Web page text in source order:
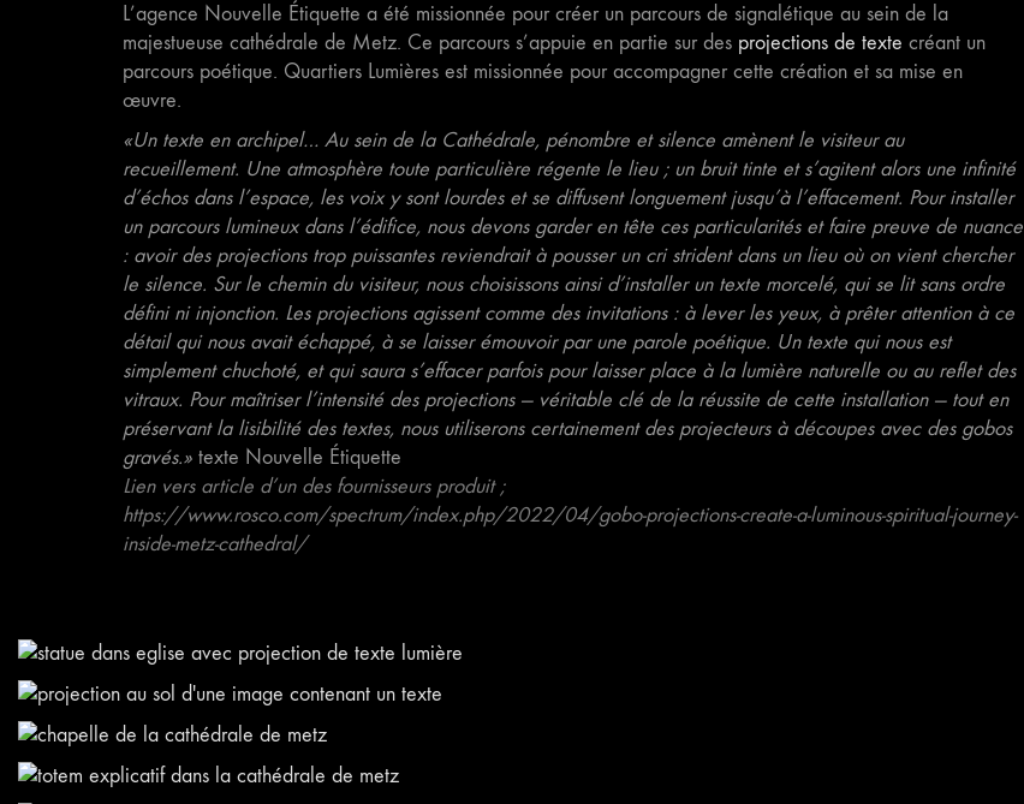
L’agence Nouvelle Étiquette a été missionnée pour créer un parcours de signalétique au sein de la
majestueuse cathédrale de Metz. Ce parcours s’appuie en partie sur des projections de texte créant un
parcours poétique. Quartiers Lumières est missionnée pour accompagner cette création et sa mise en
œuvre.
«Un texte en archipel… Au sein de la Cathédrale, pénombre et silence amènent le visiteur au
recueillement. Une atmosphère toute particulière régente le lieu ; un bruit tinte et s’agitent alors une infinité
d’échos dans l’espace, les voix y sont lourdes et se diffusent longuement jusqu’à l’effacement. Pour installer
un parcours lumineux dans l’édifice, nous devons garder en tête ces particularités et faire preuve de nuance
: avoir des projections trop puissantes reviendrait à pousser un cri strident dans un lieu où on vient chercher
le silence. Sur le chemin du visiteur, nous choisissons ainsi d’installer un texte morcelé, quise lit sans ordre
défini ni injonction. Les projections agissent comme des invitations : à lever les yeux, à prêter attention à ce
détail qui nous avait échappé, à se laisser émouvoir par une parole poétique. Un texte qui nous est
simplement chuchoté, et qui saura s’effacer parfois pour laisser place à la lumière naturelle ou au reflet des
vitraux. Pour maîtriser l’intensité des projections — véritable clé de la réussite de cette installation — tout en
préservant la lisibilité des textes, nous utiliserons certainement des projecteurs à découpes avec des gobos
gravés.» texte Nouvelle Étiquette
Lien vers article d’un des fournisseurs produit ;
https://www.rosco.com/spectrum/index.php/2022/04/gobo-projections-create-a-luminous-spiritual-journey-
inside-metz-cathedral/